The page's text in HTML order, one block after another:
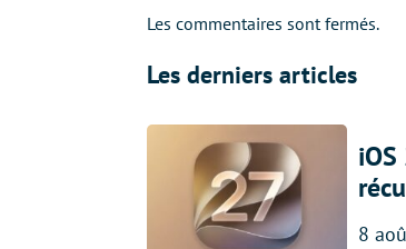
Les commentaires sont fermés.
Les derniers articles
8